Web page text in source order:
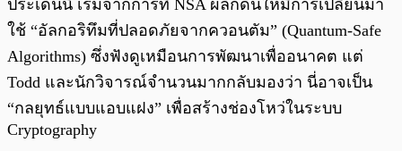
ประเด็นนี้ เริ่มจากการที่ NSA ผลักดันให้มีการเปลี่ยนมา
ใช้ “อัลกอริทึมที่ปลอดภัยจากควอนตัม” (Quantum-Safe
Algorithms) ซึ่งฟังดูเหมือนการพัฒนาเพื่ออนาคต แต่
Todd และนักวิจารณ์จำนวนมากกลับมองว่า นี่อาจเป็น
“กลยุทธ์แบบแอบแฝง” เพื่อสร้างช่องโหว่ในระบบ
Cryptography